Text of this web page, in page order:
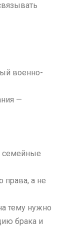
военно-
—
семейные
права, а не
тему нужно
брака и